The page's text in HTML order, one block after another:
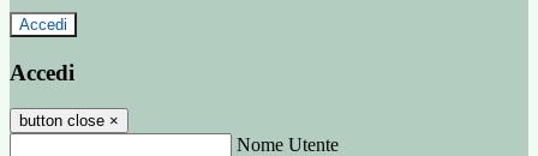
Accedi
Accedi
button close ×
Nome Utente